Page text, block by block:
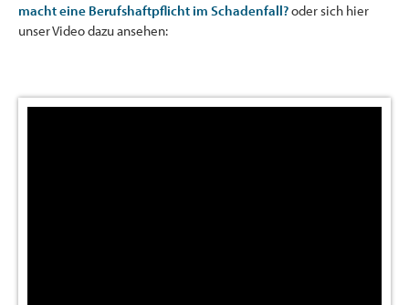
macht eine Berufshaftpflicht im Schadenfall?oder sich hier
unser Video dazu ansehen: